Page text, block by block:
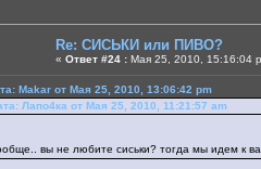
Re: СИСЬКИ или ПИВО?
« Ответ #24 : Мая 25, 2010, 15:16:04
Makar от Мая 25, 2010, 13:06:42 pm
Лапо4ка от Мая 25, 2010, 11:21:57 am
вы не любите сиськи? тогда мы идем к